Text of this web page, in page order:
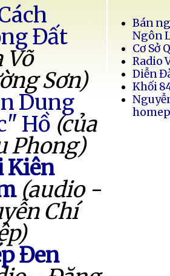
Đất
Võ
Sơn)
Dung
Hồ (của
Phong)
Kiên
(audio -
Chí
Đen
Bán
Ngôn
Cơ Sở
Radio
Diễn
Khối